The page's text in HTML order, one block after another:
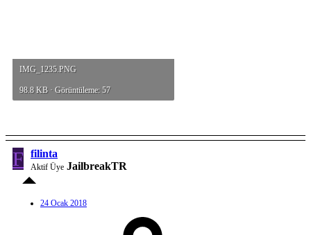
IMG_1235.PNG
98.8 KB · Görüntüleme: 57
F filinta
Aktif Üye JailbreakTR
24 Ocak 2018